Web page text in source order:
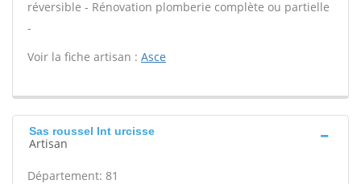
réversible - Rénovation plomberie complète ou partielle
-
Voir la fiche artisan : Asce
Sas roussel Int urcisse
Artisan
Département: 81